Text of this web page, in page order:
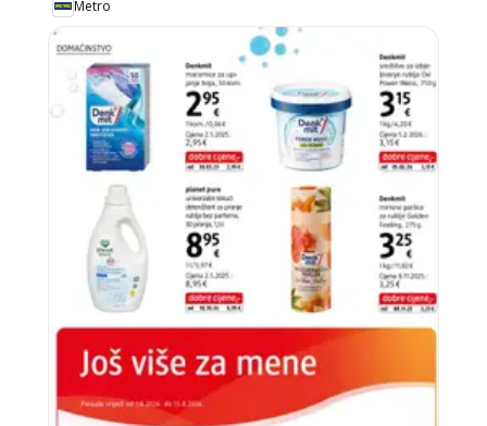
Metro